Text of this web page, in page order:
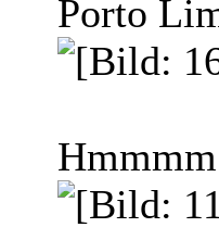
Porto